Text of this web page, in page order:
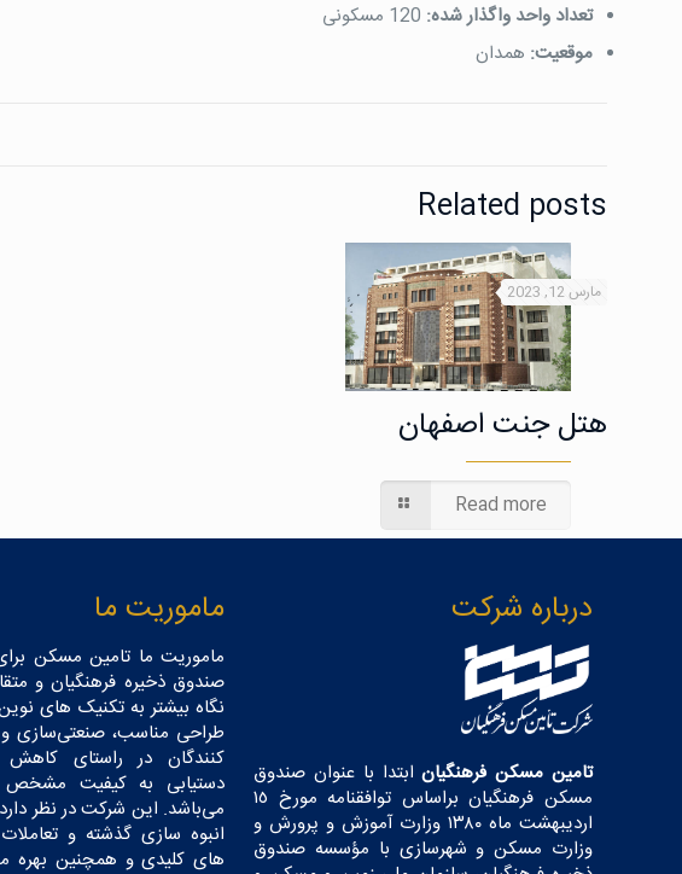
تعداد واحد واگذار شده:
موقعیت: همدان
Related posts
مارس 12, 2023
هتل جنت اصفهان
Read more
درباره شرکت
تامین مسکن فرهنگیانابتدا با عنوان صندوق
مسکن فرهنگیان براساس توافقنامه مورخ ١٥
اردیبهشت ماه ١٣٨٠ وزارت آموزش و پرورش و
وزارت مسکن و شهرسازی با مؤسسه صندوق
ماموریت ما
ماموریت ما تامین مسکن
صندوق ذخیره فرهنگیان و
نگاه بیشتر به تکنیک های
طراحی مناسب، صنعتی‌سازی و
کنندگان در راستای کاهش
دستیابی به کیفیت مشخص
می‌باشد. این شرکت در نظر دارد
انبوه سازی گذشته و
های کلیدی و همچنین بهره